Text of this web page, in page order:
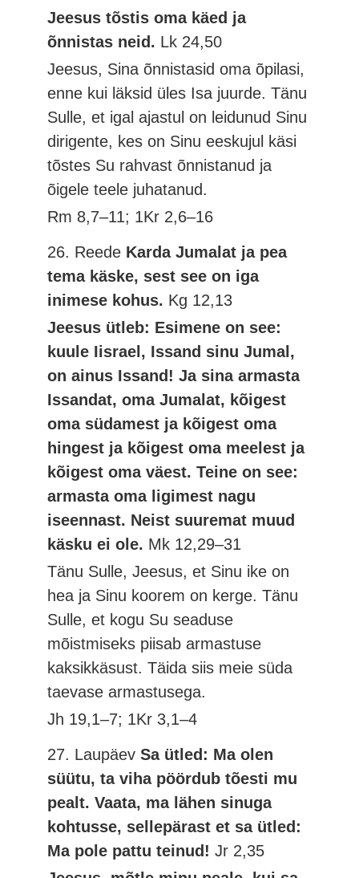
Jeesus tõstis oma käed ja
õnnistas neid. Lk 24,50
Jeesus, Sina õnnistasid oma õpilasi,
enne kui läksid üles Isa juurde. Tänu
Sulle, et igal ajastul on leidunud Sinu
dirigente, kes on Sinu eeskujul käsi
tõstes Su rahvast õnnistanud ja
õigele teele juhatanud.
Rm 8,7–11; 1Kr 2,6–16
26. Reede Karda Jumalat ja pea
tema käske, sest see on iga
inimese kohus. Kg 12,13
Jeesus ütleb: Esimene on see:
kuule Iisrael, Issand sinu Jumal,
on ainus Issand! Ja sina armasta
Issandat, oma Jumalat, kõigest
oma südamest ja kõigest oma
hingest ja kõigest oma meelest ja
kõigest oma väest. Teine on see:
armasta oma ligimest nagu
iseennast. Neist suuremat muud
käsku ei ole. Mk 12,29–31
Tänu Sulle, Jeesus, et Sinu ike on
hea ja Sinu koorem on kerge. Tänu
Sulle, et kogu Su seaduse
mõistmiseks piisab armastuse
kaksikkäsust. Täida siis meie süda
taevase armastusega.
Jh 19,1–7; 1Kr 3,1–4
27. LaupäevSa ütled: Ma olen
süütu, ta viha pöördub tõesti mu
pealt. Vaata, ma lähen sinuga
kohtusse, sellepärast et sa ütled:
Ma pole pattu teinud!Jr 2,35